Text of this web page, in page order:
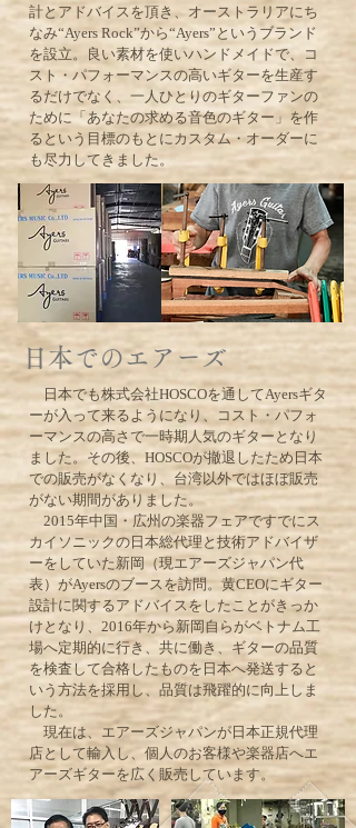
計とアドバイスを頂き、オーストラリアにち
なみ“Ayers Rock”から“Ayers”というブランド
を設立。良い素材を使いハンドメイドで、コ
スト・パフォーマンスの高いギターを生産す
るだけでなく、一人ひとりのギターファンの
ために「あなたの求める音色のギター」を作
るという目標のもとにカスタム・オーダーに
も尽力してきました。
日本でのエアーズ
日本でも株式会社HOSCOを通してAyersギタ
ーが入って来るようになり、コスト・パフォ
ーマンスの高さで一時期人気のギターとなり
ました。その後、HOSCOが撤退したため日本
での販売がなくなり、台湾以外ではほぼ販売
がない期間がありました。
2015年中国・広州の楽器フェアですでにス
カイソニックの日本総代理と技術アドバイザ
ーをしていた新岡（現エアーズジャパン代
表）がAyersのブースを訪問。黄CEOにギター
設計に関するアドバイスをしたことがきっか
けとなり、2016年から新岡自らがベトナム工
場へ定期的に行き、共に働き、ギターの品質
を検査して合格したものを日本へ発送すると
いう方法を採用し、品質は飛躍的に向上しま
した。
​ 現在は、エアーズジャパンが日本正規代理
店として輸入し、個人のお客様や楽器店へエ
アーズギターを広く販売しています。